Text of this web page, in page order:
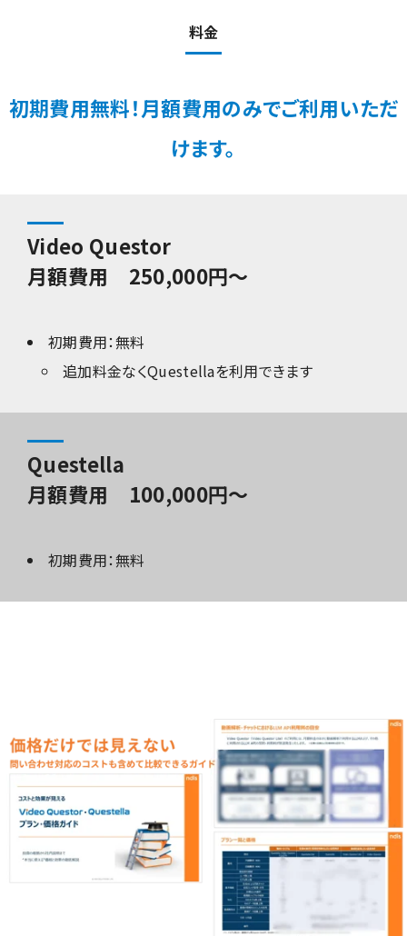
料金
初期費用無料！月額費用のみでご利用いただ
けます。
Video Questor
月額費用 250,000円～
初期費用：無料
追加料金なくQuestellaを利用できます
Questella
月額費用 100,000円～
初期費用：無料